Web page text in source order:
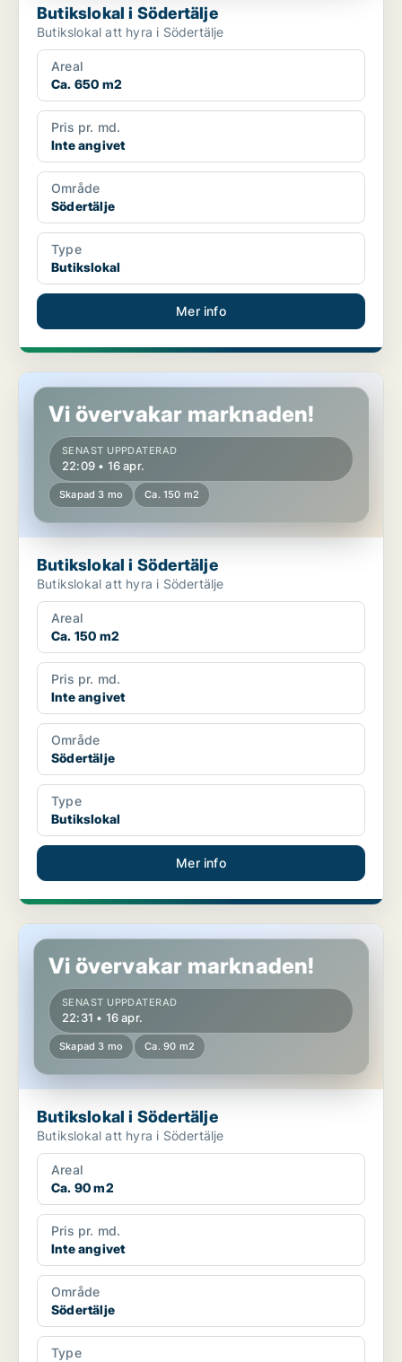
Butikslokal i Södertälje
Butikslokal att hyra i Södertälje
Areal
Ca. 650 m2
Pris pr. md.
Inte angivet
Område
Södertälje
Type
Butikslokal
Mer info
Butikslokal i Södertälje
Vi övervakar marknaden!
SENAST UPPDATERAD
22:09 • 16 apr.
Skapad 3 mo Ca. 150 m2
Butikslokal i Södertälje
Butikslokal att hyra i Södertälje
Areal
Ca. 150 m2
Pris pr. md.
Inte angivet
Område
Södertälje
Type
Butikslokal
Mer info
Butikslokal i Södertälje
Vi övervakar marknaden!
SENAST UPPDATERAD
22:31 • 16 apr.
Skapad 3 mo Ca. 90 m2
Butikslokal i Södertälje
Butikslokal att hyra i Södertälje
Areal
Ca. 90 m2
Pris pr. md.
Inte angivet
Område
Södertälje
Type